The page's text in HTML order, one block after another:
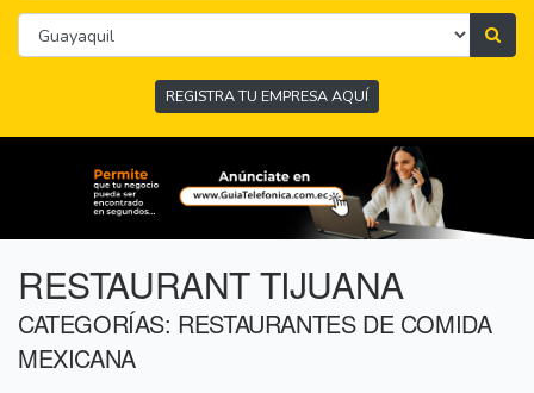
REGISTRA TU EMPRESA AQUÍ
RESTAURANT TIJUANA
CATEGORÍAS: RESTAURANTES DE COMIDA
MEXICANA